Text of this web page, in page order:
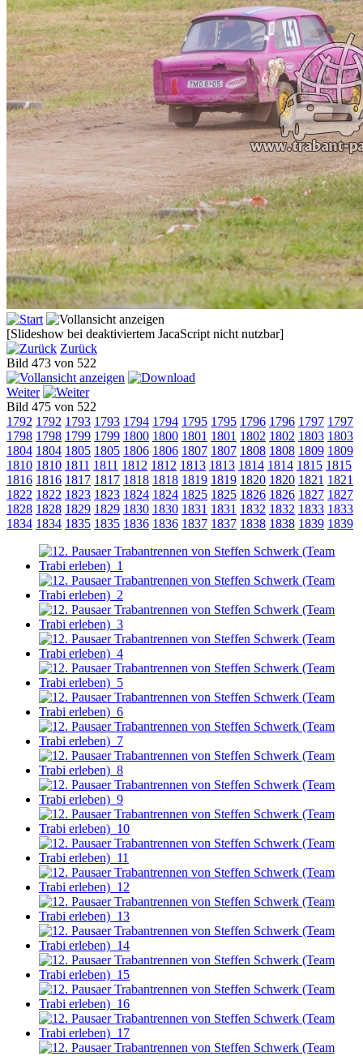
[Slideshow bei deaktiviertem JacaScript nicht nutzbar]
Zurück
Bild 473 von 522
Weiter
Bild 475 von 522
1792 1792 1793 1793 1794 1794 1795 1795 1796 1796 1797 1797
1798 1798 1799 1799 1800 1800 1801 1801 1802 1802 1803 1803
1804 1804 1805 1805 1806 1806 1807 1807 1808 1808 1809 1809
1810 1810 1811 1811 1812 1812 1813 1813 1814 1814 1815 1815
1816 1816 1817 1817 1818 1818 1819 1819 1820 1820 1821 1821
1822 1822 1823 1823 1824 1824 1825 1825 1826 1826 1827 1827
1828 1828 1829 1829 1830 1830 1831 1831 1832 1832 1833 1833
1834 1834 1835 1835 1836 1836 1837 1837 1838 1838 1839 1839